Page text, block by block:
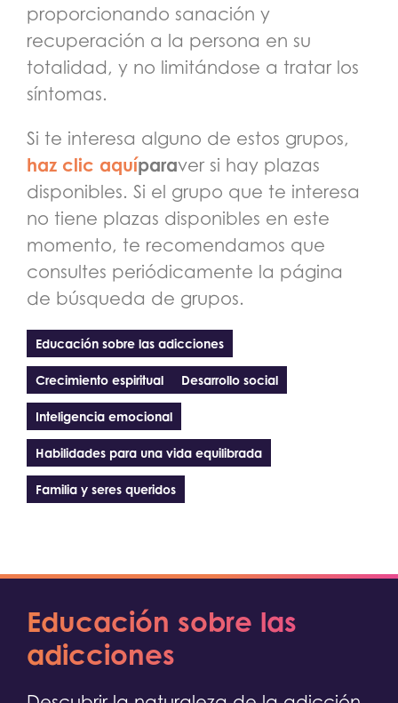
proporcionando sanación y
recuperación a la persona en su
totalidad, y no limitándose a tratar los
síntomas.
Si te interesa alguno de estos grupos,
haz clic aquíparaver si hay plazas
disponibles. Si el grupo que te interesa
no tiene plazas disponibles en este
momento, te recomendamos que
consultes periódicamente la página
de búsqueda de grupos.
Educación sobre las adicciones
Crecimiento espiritual Desarrollo social
Inteligencia emocional
Habilidades para una vida equilibrada
Familia y seres queridos
Educación sobre las
adicciones